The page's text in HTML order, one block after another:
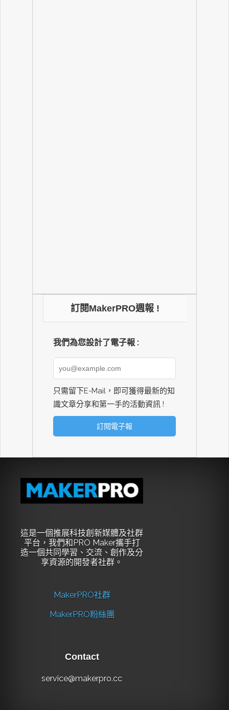
訂閱MakerPRO週報 !
我們為您設計了電子報 :
只需留下E-Mail，即可獲得最新的知
識文章分享和第一手的活動資訊 !
這是一個推展科技創新媒體及社群
平台，我們和PRO Maker攜手打
造一個共同學習、交流、創作及分
享資源的開發者社群。
MakerPRO社群
MakerPRO粉絲團
Contact
service@makerpro.cc